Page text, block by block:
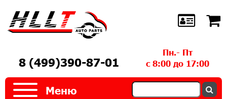
8 (499)390-87-01
Пн.- Пт
с 8:00 до 17:00
Меню